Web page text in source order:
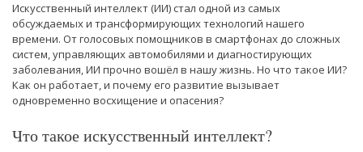
Искусственный интеллект (ИИ) стал одной из самых
обсуждаемых и трансформирующих технологий нашего
времени. От голосовых помощников в смартфонах до сложных
систем, управляющих автомобилями и диагностирующих
заболевания, ИИ прочно вошёл в нашу жизнь. Но что такое ИИ?
Как он работает, и почему его развитие вызывает
одновременно восхищение и опасения?
Что такое искусственный интеллект?